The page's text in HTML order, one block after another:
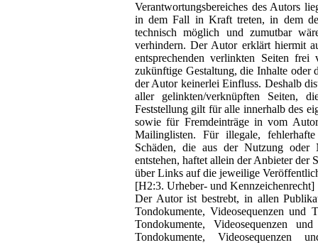
Verantwortungsbereiches des Autors
in dem Fall in Kraft treten, in dem
technisch möglich und zumutbar
verhindern. Der Autor erklärt hiermit
entsprechenden verlinkten Seiten
zukünftige Gestaltung, die Inhalte oder
der Autor keinerlei Einfluss. Deshalb
aller gelinkten/verknüpften Seiten,
Feststellung gilt für alle innerhalb des
sowie für Fremdeinträge in vom
Mailinglisten. Für illegale,
Schäden, die aus der Nutzung oder
entstehen, haftet allein der Anbieter der
über Links auf die jeweilige
[H2:3. Urheber- und Kennzeichenrecht]
Der Autor ist bestrebt, in allen
Tondokumente, Videosequenzen und
Tondokumente, Videosequenzen
Tondokumente,